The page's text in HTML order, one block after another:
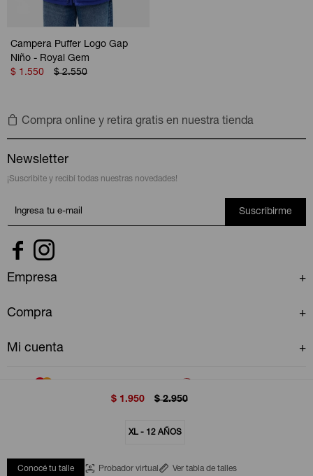
$ 1.950 $ 2.950
XL - 12 AÑOS
Conocé tu talle Probador virtual Ver tabla de talles
Campera Puffer Logo Gap
Niño - Royal Gem
$ 1.550 $ 2.550
Compra online y retira gratis en nuestra tienda
Newsletter
¡Suscribite y recibí todas nuestras novedades!
Suscribirme
 
Empresa
Compra
Mi cuenta